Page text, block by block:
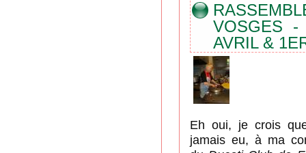
VOSGES
AVRIL &
Eh oui, je crois
jamais eu, à ma